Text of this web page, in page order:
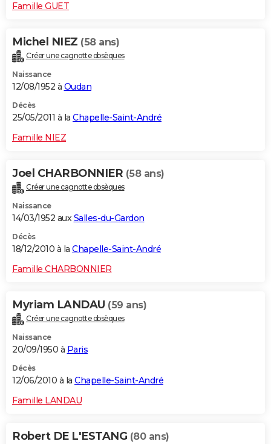
Famille GUET
Michel NIEZ (58 ans)
Créer une cagnotte obsèques
Naissance
12/08/1952 à Oudan
Décès
25/05/2011 à la Chapelle-Saint-André
Famille NIEZ
Joel CHARBONNIER (58 ans)
Créer une cagnotte obsèques
Naissance
14/03/1952 auxSalles-du-Gardon
Décès
18/12/2010 à la Chapelle-Saint-André
Famille CHARBONNIER
Myriam LANDAU (59 ans)
Créer une cagnotte obsèques
Naissance
20/09/1950 à Paris
Décès
12/06/2010 à la Chapelle-Saint-André
Famille LANDAU
Robert DE L'ESTANG (80 ans)